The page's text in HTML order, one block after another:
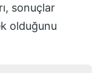
sonuçlar
olduğunu